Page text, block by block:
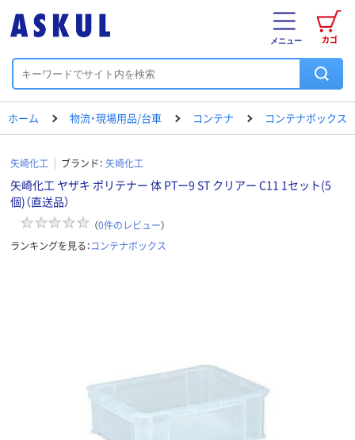
カゴ
メニュー
ホーム 物流・現場用品/台車 コンテナ コンテナボックス
矢崎化工 ブランド： 矢崎化工
矢崎化工 ヤザキ ポリテナー 体 PTー9 ST クリアー C11 1セット(5
個)（直送品）
（0件のレビュー）
ランキングを見る：コンテナボックス